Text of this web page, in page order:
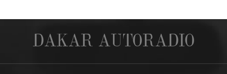
DAKAR AUTORADIO